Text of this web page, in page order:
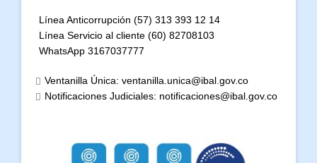
Línea Anticorrupción (57) 313 393 12 14
Línea Servicio al cliente (60) 82708103
WhatsApp 3167037777
Ventanilla Única: ventanilla.unica@ibal.gov.co
Notificaciones Judiciales: notificaciones@ibal.gov.co